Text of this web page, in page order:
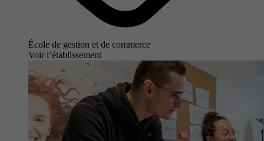
École de gestion et de commerce
Voir l’établissement